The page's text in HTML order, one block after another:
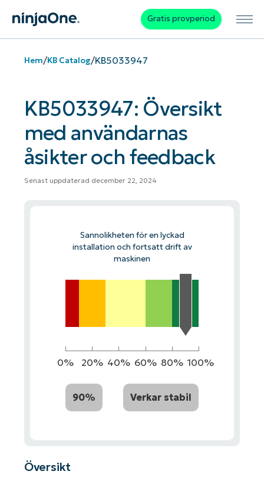
Gratis provperiod
Hem/KB Catalog/KB5033947
KB5033947: Översikt
med användarnas
åsikter och feedback
Senast uppdaterad december 22, 2024
Sannolikheten för en lyckad
installation och fortsatt drift av
maskinen
0% 20% 40% 60% 80% 100%
90% Verkar stabil
Översikt